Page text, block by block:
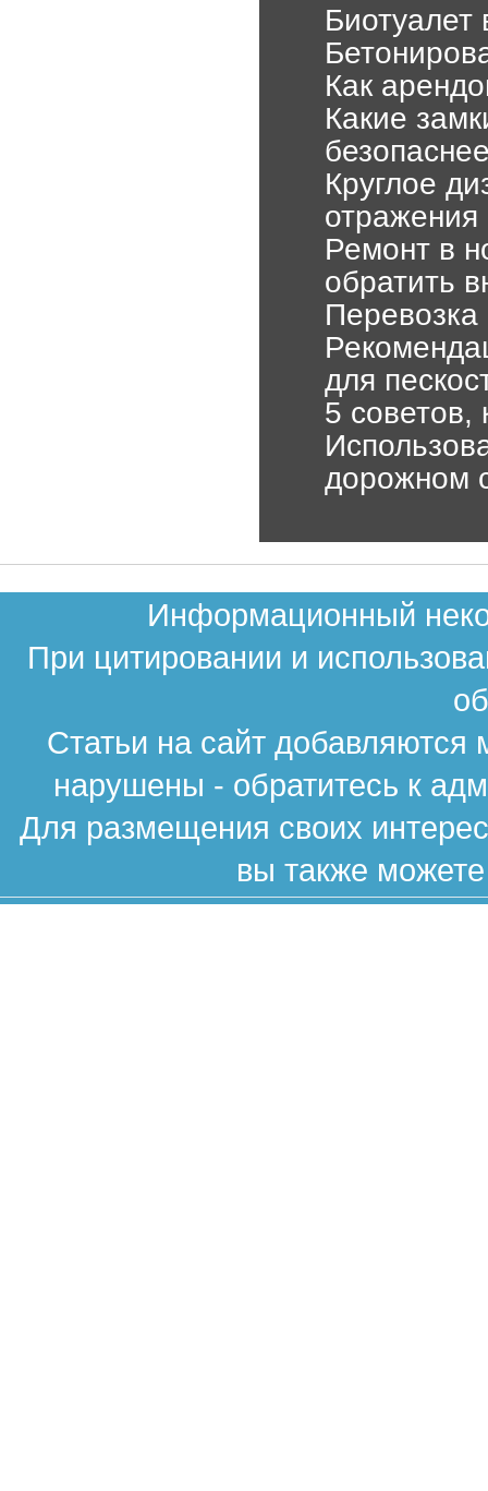
Как
Какие
Круглое
отражения
Ремонт в
обратить
для
5 советов,
дорожном
Информационный
При цитировании и
Статьи на сайт
нарушены - обратитесь к
Для размещения своих
вы также